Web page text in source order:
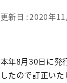
更新日 2020年
本年8月30日に発
したので訂正い